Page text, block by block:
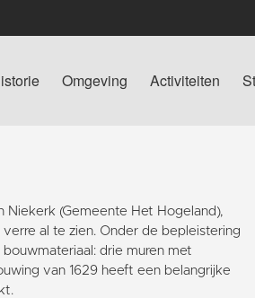
Omgeving Activiteiten
Niekerk (Gemeente Het Hogeland),
al te zien. Onder de bepleistering
drie muren met
van 1629 heeft een belangrijke